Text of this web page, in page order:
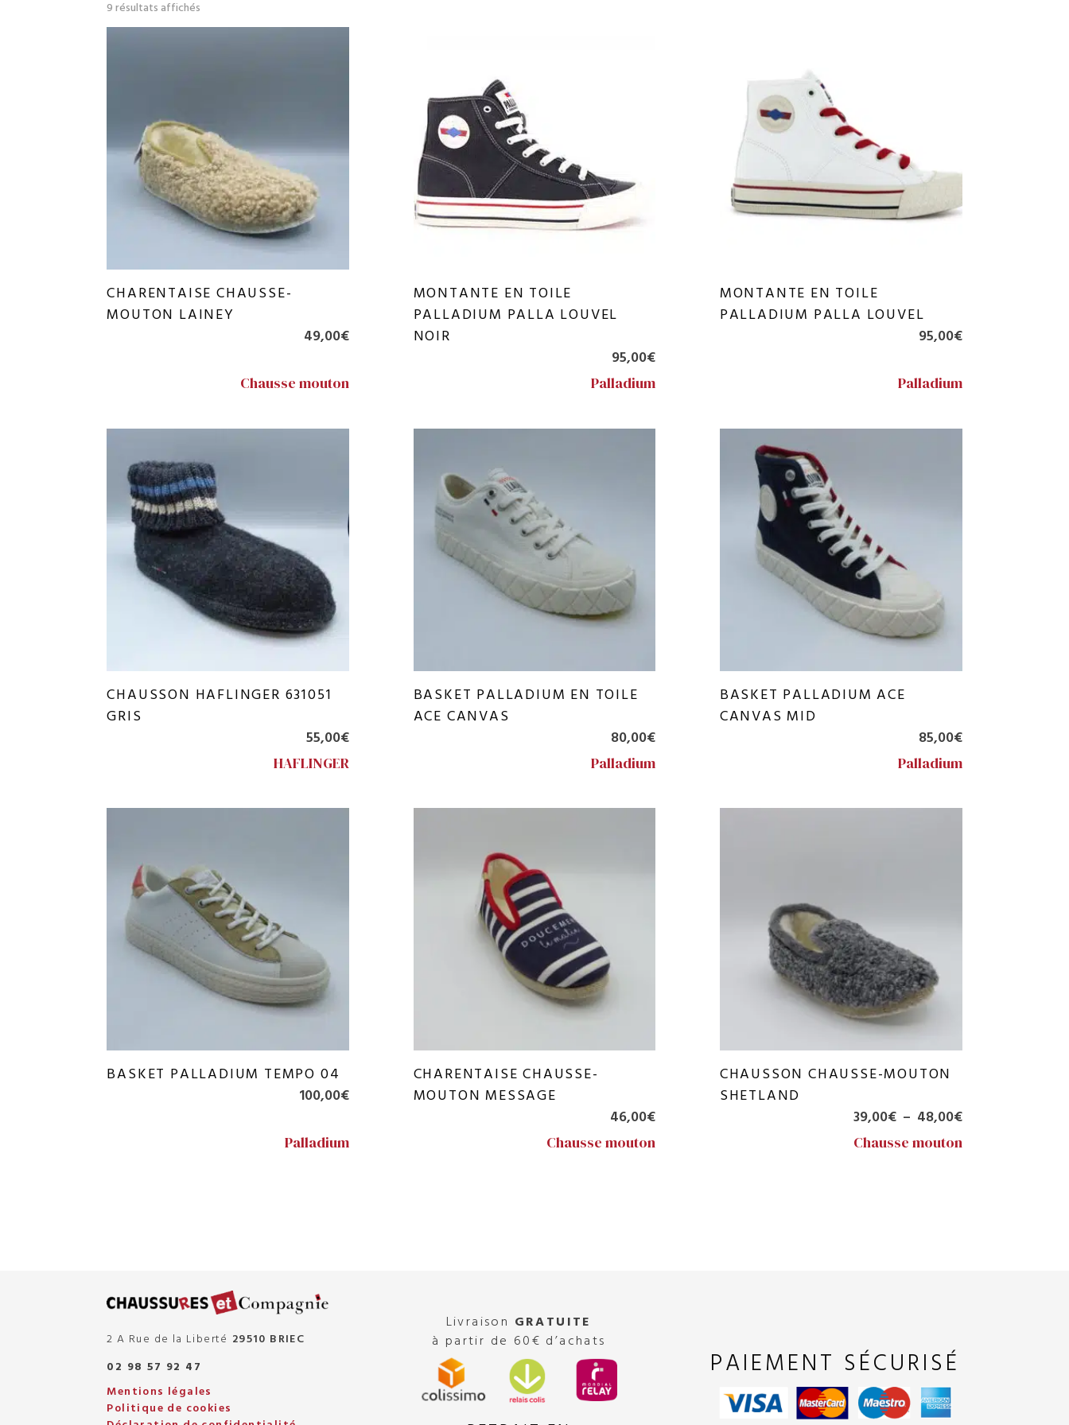
9 résultats affichés
du
CHARENTAISE CHAUSSE-
MOUTON LAINEY
49,00€
Chausse mouton
MONTANTE EN TOILE
PALLADIUM PALLA LOUVEL
NOIR
95,00€
Palladium
MONTANTE EN TOILE
PALLADIUM PALLA LOUVEL
95,00€
Palladium
CHAUSSON HAFLINGER 631051
GRIS
55,00€
HAFLINGER
BASKET PALLADIUM EN TOILE
ACE CANVAS
80,00€
Palladium
BASKET PALLADIUM ACE
CANVAS MID
85,00€
Palladium
BASKET PALLADIUM TEMPO 04
100,00€
Palladium
CHARENTAISE CHAUSSE-
MOUTON MESSAGE
46,00€
Chausse mouton
CHAUSSON CHAUSSE-MOUTON
SHETLAND
39,00€ – 48,00€Plage
de
Chausse mouton
2 A Rue de la Liberté 29510 BRIEC
02 98 57 92 47
Mentions légales
Politique de cookies
Livraison GRATUITE
à partir de 60€ d’achats
PAIEMENT SÉCURISÉ